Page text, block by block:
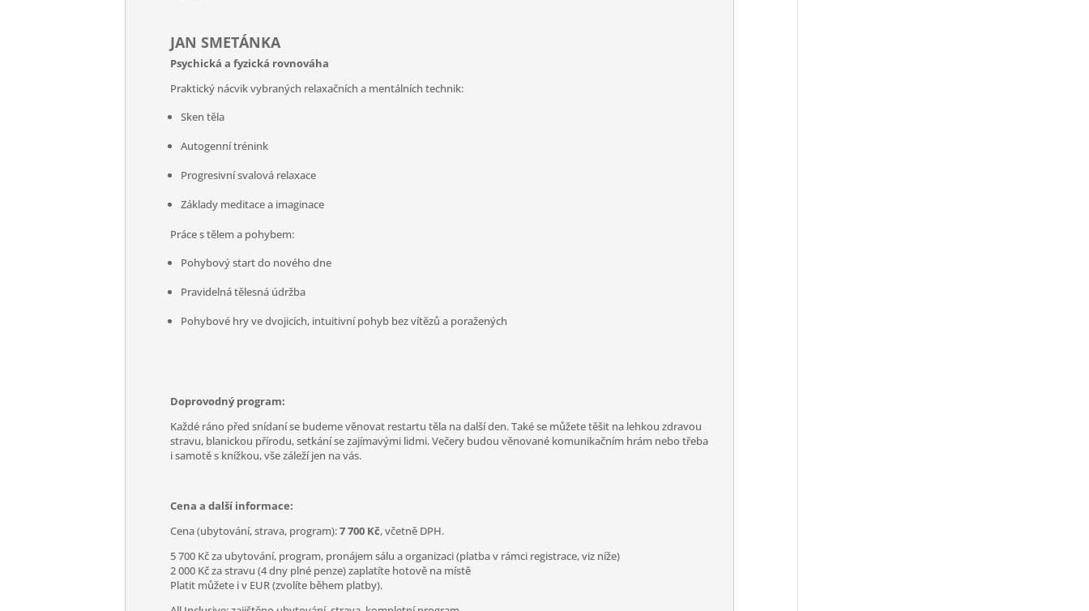
JAN SMETÁNKA
Psychická a fyzická rovnováha
Praktický nácvik vybraných relaxačních a mentálních technik:
Sken těla
Autogenní trénink
Progresivní svalová relaxace
Základy meditace a imaginace
Práce s tělem a pohybem:
Pohybový start do nového dne
Pravidelná tělesná údržba
Pohybové hry ve dvojicích, intuitivní pohyb bez vítězů a poražených
Doprovodný program:
Každé ráno před snídaní se budeme věnovat restartu těla na další den. Také se můžete těšit na lehkou zdravou
stravu, blanickou přírodu, setkání se zajímavými lidmi. Večery budou věnované komunikačním hrám nebo třeba
i samotě s knížkou, vše záleží jen na vás.
Cena a další informace:
Cena (ubytování, strava, program):7 700 Kč, včetně DPH.
5 700 Kč za ubytování, program, pronájem sálu a organizaci (platba v rámci registrace, viz níže)
2 000 Kč za stravu (4 dny plné penze) zaplatíte hotově na místě
Platit můžete i v EUR (zvolíte během platby).